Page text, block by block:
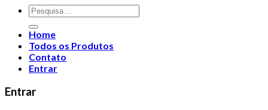
Pesquisar
por:
Home
Todos os Produtos
Contato
Entrar
Entrar